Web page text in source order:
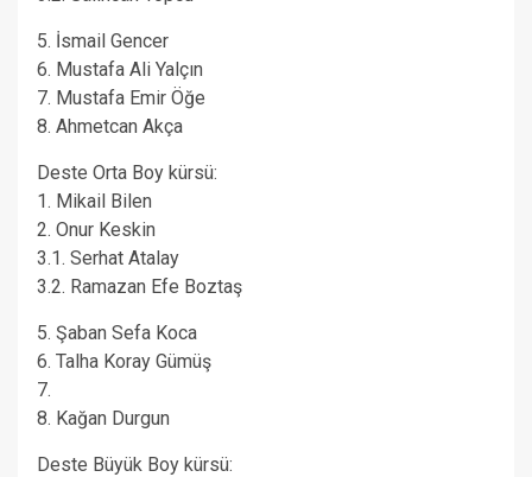
5. İsmail Gencer
6. Mustafa Ali Yalçın
7. Mustafa Emir Öğe
8. Ahmetcan Akça
Deste Orta Boy kürsü:
1. Mikail Bilen
2. Onur Keskin
3.1. Serhat Atalay
3.2. Ramazan Efe Boztaş
5. Şaban Sefa Koca
6. Talha Koray Gümüş
7.
8. Kağan Durgun
Deste Büyük Boy kürsü: